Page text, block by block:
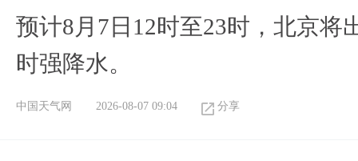
预计8月7日12时至23时，北京将
时强降水。
中国天气网 2026-08-07 09:04 分享